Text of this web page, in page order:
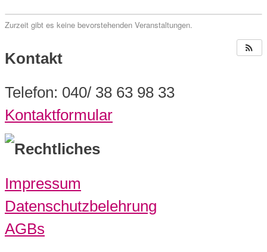
Zurzeit gibt es keine bevorstehenden Veranstaltungen.
Kontakt
Telefon: 040/ 38 63 98 33
Kontaktformular
Rechtliches
Impressum
Datenschutzbelehrung
AGBs